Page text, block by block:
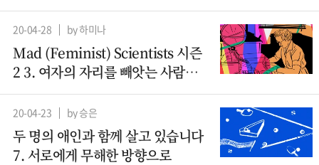
아니지만요
20-04-28 by 하미나
Mad (Feminist) Scientists 시즌
2 3. 여자의 자리를 빼앗는 사람들 -
컴퓨터과학(1)
20-04-23 by 승은
두 명의 애인과 함께 살고 있습니다
7. 서로에게 무해한 방향으로